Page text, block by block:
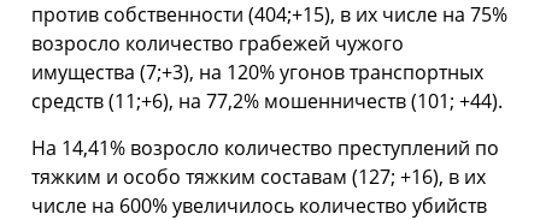
против собственности (404;+15), в их числе на 75%
возросло количество грабежей чужого
имущества (7;+3), на 120% угонов транспортных
средств (11;+6), на 77,2% мошенничеств (101; +44).
На 14,41% возросло количество преступлений по
тяжким и особо тяжким составам (127; +16), в их
числе на 600% увеличилось количество убийств